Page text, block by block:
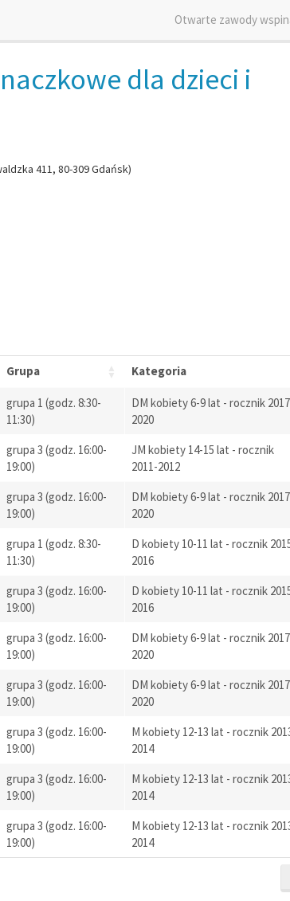
Otwarte zawody
dla dzieci i
411, 80-309 Gdańsk)
Grupa Kategoria
grupa 1 (godz. 8:30-
11:30)
DM kobiety 6-9 lat - rocznik
2020
grupa 3 (godz. 16:00-
19:00)
JM kobiety 14-15 lat - rocznik
2011-2012
grupa 3 (godz. 16:00-
19:00)
DM kobiety 6-9 lat - rocznik
2020
grupa 1 (godz. 8:30-
11:30)
D kobiety 10-11 lat - rocznik
2016
grupa 3 (godz. 16:00-
19:00)
D kobiety 10-11 lat - rocznik
2016
grupa 3 (godz. 16:00-
19:00)
DM kobiety 6-9 lat - rocznik
2020
grupa 3 (godz. 16:00-
19:00)
DM kobiety 6-9 lat - rocznik
2020
grupa 3 (godz. 16:00-
19:00)
M kobiety 12-13 lat - rocznik
2014
grupa 3 (godz. 16:00-
19:00)
M kobiety 12-13 lat - rocznik
2014
grupa 3 (godz. 16:00-
19:00)
M kobiety 12-13 lat - rocznik
2014